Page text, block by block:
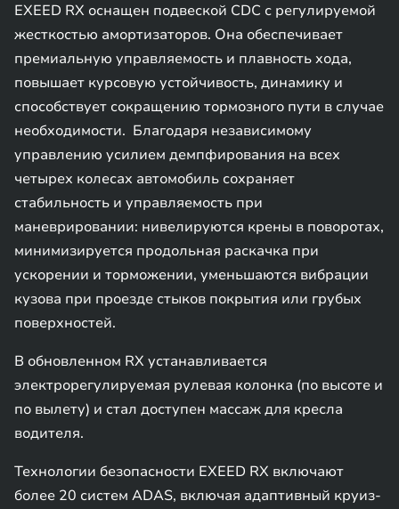
EXEED RX оснащен подвеской CDC с регулируемой
жесткостью амортизаторов. Она обеспечивает
премиальную управляемость и плавность хода,
повышает курсовую устойчивость, динамику и
способствует сокращению тормозного пути в случае
необходимости. Благодаря независимому
управлению усилием демпфирования на всех
четырех колесах автомобиль сохраняет
стабильность и управляемость при
маневрировании: нивелируются крены в поворотах,
минимизируется продольная раскачка при
ускорении и торможении, уменьшаются вибрации
кузова при проезде стыков покрытия или грубых
поверхностей.
В обновленном RX устанавливается
электрорегулируемая рулевая колонка (по высоте и
по вылету) и стал доступен массаж для кресла
водителя.
Технологии безопасности EXEED RX включают
более 20 систем ADAS, включая адаптивный круиз-